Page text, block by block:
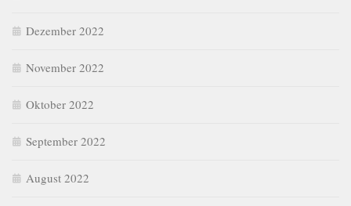
Dezember 2022
November 2022
Oktober 2022
September 2022
August 2022